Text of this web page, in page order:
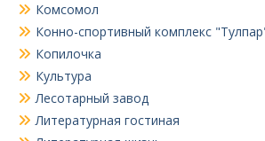
Комсомол
Конно-спортивный комплекс
Копилочка
Культура
Лесотарный завод
Литературная гостиная